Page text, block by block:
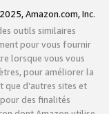
Amazon.com, Inc.
outils similaires
pour vous fournir
lorsque vous vous
pour améliorer la
d’autres sites et
des finalités